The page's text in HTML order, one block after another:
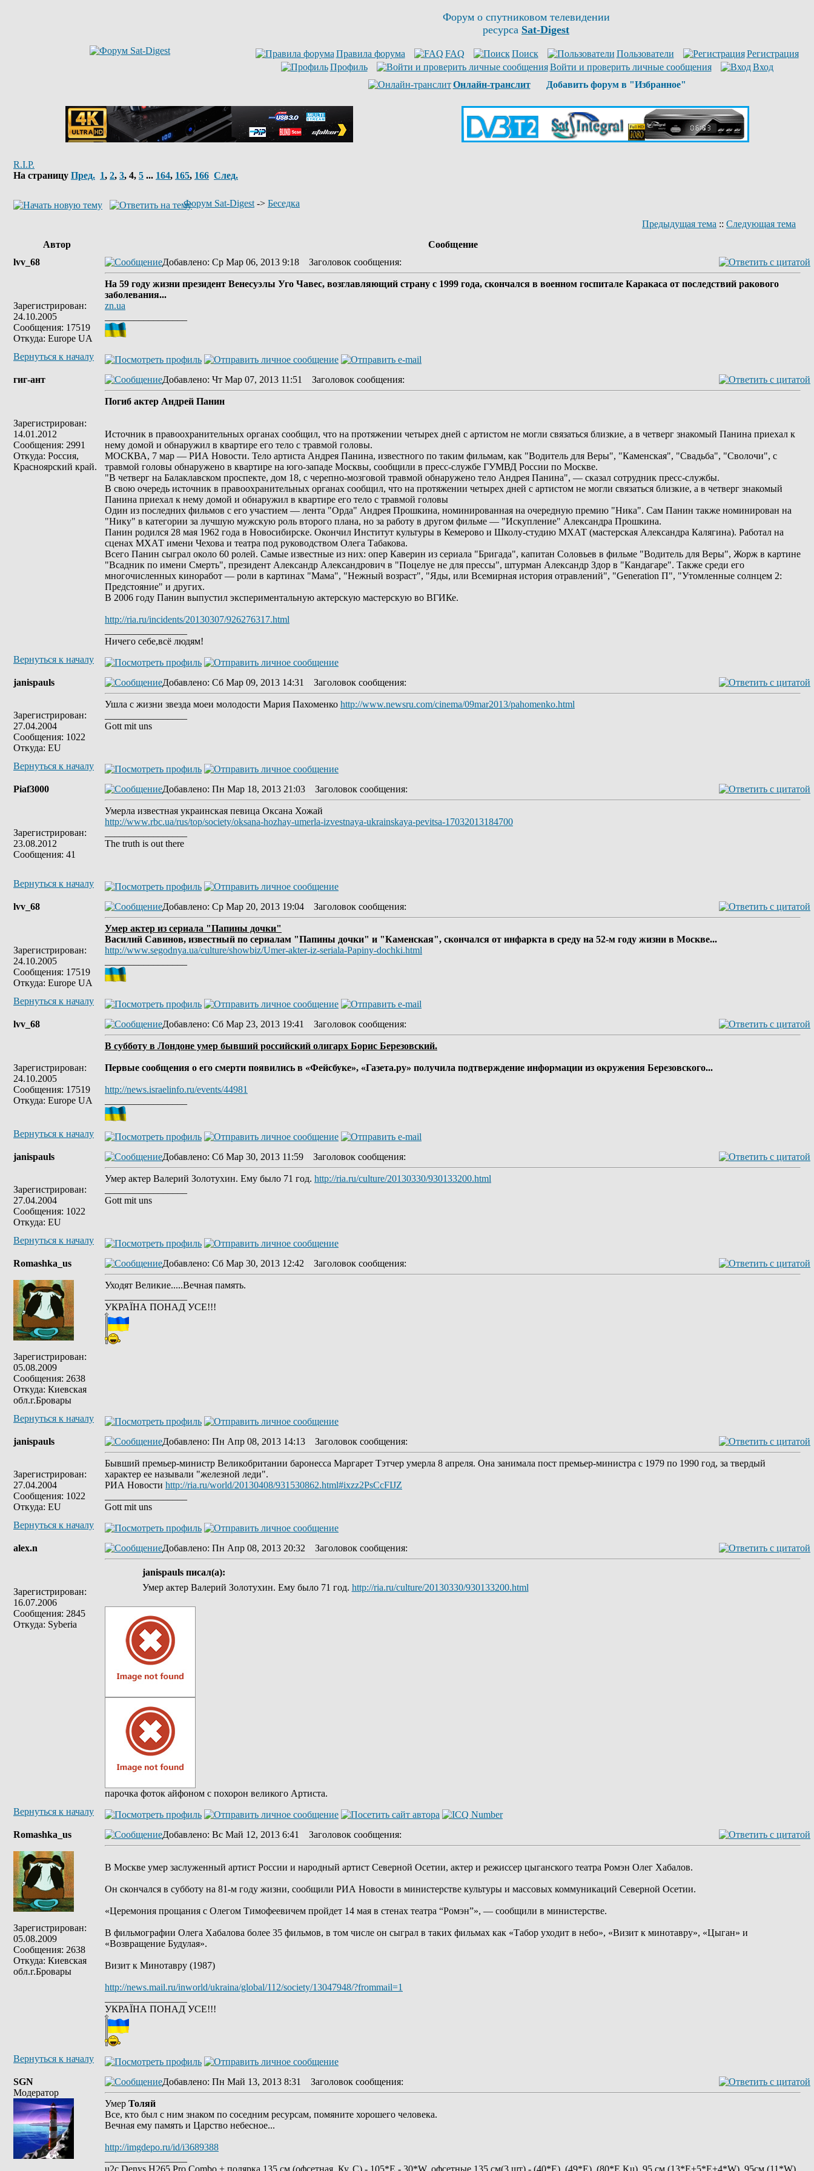
Форум о спутниковом телевидении
ресурса Sat-Digest
Правила форума FAQ Поиск Пользователи
Регистрация
Профиль
Войти и проверить личные сообщения
Вход
Онлайн-транслит
Добавить форум в "Избранное"
R.I.P.
На страницу Пред. 1, 2, 3, 4, 5 ... 164, 165, 166 След.
Форум Sat-Digest -> Беседка
Предыдущая тема :: Следующая тема
Автор
Сообщение
lvv_68
Зарегистрирован:
24.10.2005
Сообщения: 17519
Откуда: Europe UA
Добавлено: Ср Мар 06, 2013 9:18 Заголовок сообщения:
На 59 году жизни президент Венесуэлы Уго Чавес, возглавляющий страну с 1999 года, скончался в военном госпитале Каракаса от последствий ракового
заболевания...
zn.ua
Вернуться к началу
гиг-ант
Зарегистрирован:
14.01.2012
Сообщения: 2991
Откуда: Россия,
Красноярский край.
Добавлено: Чт Мар 07, 2013 11:51 Заголовок сообщения:
Погиб актер Андрей Панин
Источник в правоохранительных органах сообщил, что на протяжении четырех дней с артистом не могли связаться близкие, а в четверг знакомый Панина приехал к
нему домой и обнаружил в квартире его тело с травмой головы.
МОСКВА, 7 мар — РИА Новости. Тело артиста Андрея Панина, известного по таким фильмам, как "Водитель для Веры", "Каменская", "Свадьба", "Сволочи", с
травмой головы обнаружено в квартире на юго-западе Москвы, сообщили в пресс-службе ГУМВД России по Москве.
"В четверг на Балаклавском проспекте, дом 18, с черепно-мозговой травмой обнаружено тело Андрея Панина", — сказал сотрудник пресс-службы.
В свою очередь источник в правоохранительных органах сообщил, что на протяжении четырех дней с артистом не могли связаться близкие, а в четверг знакомый
Панина приехал к нему домой и обнаружил в квартире его тело с травмой головы
Один из последних фильмов с его участием — лента "Орда" Андрея Прошкина, номинированная на очередную премию "Ника". Сам Панин также номинирован на
"Нику" в категории за лучшую мужскую роль второго плана, но за работу в другом фильме — "Искупление" Александра Прошкина.
Панин родился 28 мая 1962 года в Новосибирске. Окончил Институт культуры в Кемерово и Школу-студию МХАТ (мастерская Александра Калягина). Работал на
сценах МХАТ имени Чехова и театра под руководством Олега Табакова.
Всего Панин сыграл около 60 ролей. Самые известные из них: опер Каверин из сериала "Бригада", капитан Соловьев в фильме "Водитель для Веры", Жорж в картине
"Всадник по имени Смерть", президент Александр Александрович в "Поцелуе не для прессы", штурман Александр Здор в "Кандагаре". Также среди его
многочисленных киноработ — роли в картинах "Мама", "Нежный возраст", "Яды, или Всемирная история отравлений", "Generation П", "Утомленные солнцем 2:
Предстояние" и других.
В 2006 году Панин выпустил экспериментальную актерскую мастерскую во ВГИКе.
http://ria.ru/incidents/20130307/926276317.html
Ничего себе,всё людям!
Вернуться к началу
janispauls
Зарегистрирован:
27.04.2004
Сообщения: 1022
Откуда: EU
Добавлено: Сб Мар 09, 2013 14:31 Заголовок сообщения:
Ушла с жизни звезда моеи молодости Мария Пахоменко http://www.newsru.com/cinema/09mar2013/pahomenko.html
Gott mit uns
Вернуться к началу
Piaf3000
Зарегистрирован:
23.08.2012
Сообщения: 41
Добавлено: Пн Мар 18, 2013 21:03 Заголовок сообщения:
Умерла известная украинская певица Оксана Хожай
http://www.rbc.ua/rus/top/society/oksana-hozhay-umerla-izvestnaya-ukrainskaya-pevitsa-17032013184700
The truth is out there
Вернуться к началу
lvv_68
Зарегистрирован:
24.10.2005
Сообщения: 17519
Откуда: Europe UA
Добавлено: Ср Мар 20, 2013 19:04 Заголовок сообщения:
Умер актер из сериала "Папины дочки"
Василий Савинов, известный по сериалам "Папины дочки" и "Каменская", скончался от инфаркта в среду на 52-м году жизни в Москве...
http://www.segodnya.ua/culture/showbiz/Umer-akter-iz-seriala-Papiny-dochki.html
Вернуться к началу
lvv_68
Зарегистрирован:
24.10.2005
Сообщения: 17519
Откуда: Europe UA
Добавлено: Сб Мар 23, 2013 19:41 Заголовок сообщения:
В суб­бо­ту в Лон­доне умер быв­ший рос­сий­ский оли­гарх Бо­рис Бе­ре­зов­ский.
Пер­вые со­об­ще­ния о его смер­ти по­яви­лись в «Фейс­бу­ке», «Га­зе­та.ру» по­лу­чи­ла под­твер­жде­ние ин­фор­ма­ции из окру­же­ния Бе­ре­зов­ско­го...
http://news.israelinfo.ru/events/44981
Вернуться к началу
janispauls
Зарегистрирован:
27.04.2004
Сообщения: 1022
Откуда: EU
Добавлено: Сб Мар 30, 2013 11:59 Заголовок сообщения:
Умер актер Валерий Золотухин. Ему былo 71 год. http://ria.ru/culture/20130330/930133200.html
Gott mit uns
Вернуться к началу
Romashka_us
Зарегистрирован:
05.08.2009
Сообщения: 2638
Откуда: Киевская
обл.г.Бровары
Добавлено: Сб Мар 30, 2013 12:42 Заголовок сообщения:
Уходят Великие.....Вечная память.
УКРАЇНА ПОНАД УСЕ!!!
Вернуться к началу
janispauls
Зарегистрирован:
27.04.2004
Сообщения: 1022
Откуда: EU
Добавлено: Пн Апр 08, 2013 14:13 Заголовок сообщения:
Бывший премьер-министр Великобритании баронесса Маргарет Тэтчер умерла 8 апреля. Она занимала пост премьер-министра с 1979 по 1990 год, за твердый
характер ее называли "железной леди".
РИА Новости http://ria.ru/world/20130408/931530862.html#ixzz2PsCcFIJZ
Gott mit uns
Вернуться к началу
alex.n
Зарегистрирован:
16.07.2006
Сообщения: 2845
Откуда: Syberia
Добавлено: Пн Апр 08, 2013 20:32 Заголовок сообщения:
janispauls писал(а):
Умер актер Валерий Золотухин. Ему былo 71 год. http://ria.ru/culture/20130330/930133200.html
парочка фоток айфоном с похорон великого Артиста.
Вернуться к началу
Romashka_us
Зарегистрирован:
05.08.2009
Сообщения: 2638
Откуда: Киевская
обл.г.Бровары
Добавлено: Вс Май 12, 2013 6:41 Заголовок сообщения:
В Москве умер заслуженный артист России и народный артист Северной Осетии, актер и режиссер цыганского театра Ромэн Олег Хабалов.
Он скончался в субботу на 81-м году жизни, сообщили РИА Новости в министерстве культуры и массовых коммуникаций Северной Осетии.
«Церемония прощания с Олегом Тимофеевичем пройдет 14 мая в стенах театра “Ромэн”», — сообщили в министерстве.
В фильмографии Олега Хабалова более 35 фильмов, в том числе он сыграл в таких фильмах как «Табор уходит в небо», «Визит к минотавру», «Цыган» и
«Возвращение Будулая».
Визит к Минотавру (1987)
http://news.mail.ru/inworld/ukraina/global/112/society/13047948/?frommail=1
УКРАЇНА ПОНАД УСЕ!!!
Вернуться к началу
SGN
Модератор
Добавлено: Пн Май 13, 2013 8:31 Заголовок сообщения:
Умер Толяй
Все, кто был с ним знаком по соседним ресурсам, помяните хорошего человека.
Вечная ему память и Царство небесное...
http://imgdepo.ru/id/i3689388
u2c Denys H265 Pro Combo + полярка 135 см (офсетная, Ку, С) - 105*Е - 30*W, офсетные 135 см(3 шт) - (40*Е), (49*Е), (80*E Ku), 95 см (13*E+5*E+4*W), 95см (11*W),